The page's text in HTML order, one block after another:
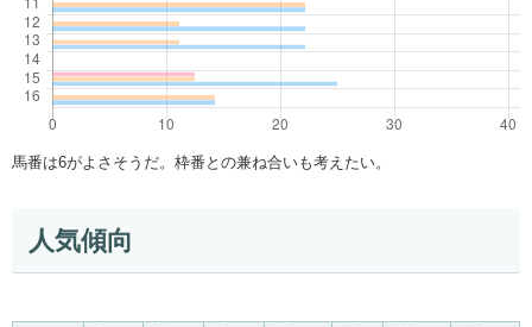
馬番は6がよさそうだ。枠番との兼ね合いも考えたい。
人気傾向